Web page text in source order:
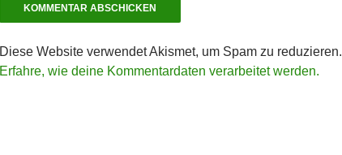
Diese Website verwendet Akismet, um Spam zu reduzieren.
Erfahre, wie deine Kommentardaten verarbeitet werden.